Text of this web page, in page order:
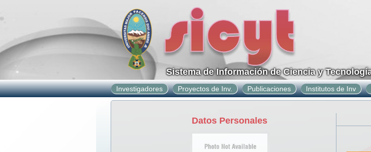
Sistema de Información de Ciencia y
Investigadores Proyectos de Inv. Publicaciones Institutos de Inv
Datos Personales